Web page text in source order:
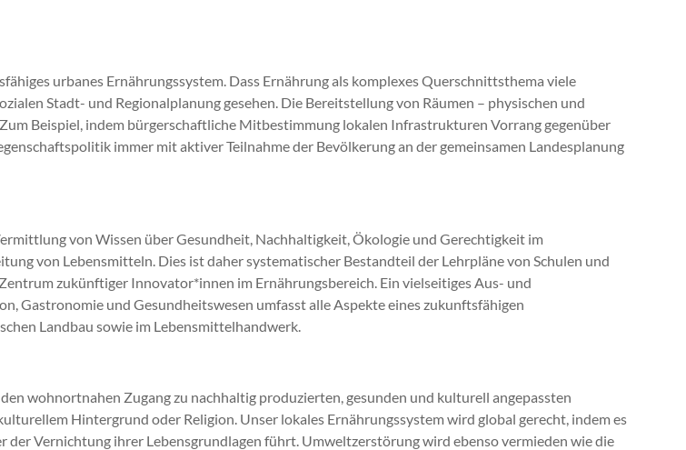
urbanes Ernährungssystem. Dass Ernährung als komplexes Querschnittsthema viele
Stadt- und Regionalplanung gesehen. Die Bereitstellung von Räumen – physischen und
Beispiel, indem bürgerschaftliche Mitbestimmung lokalen Infrastrukturen Vorrang gegenüber
immer mit aktiver Teilnahme der Bevölkerung an der gemeinsamen Landesplanung
von Wissen über Gesundheit, Nachhaltigkeit, Ökologie und Gerechtigkeit im
von Lebensmitteln. Dies ist daher systematischer Bestandteil der Lehrpläne von Schulen und
zukünftiger Innovator*innen im Ernährungsbereich. Ein vielseitiges Aus- und
und Gesundheitswesen umfasst alle Aspekte eines zukunftsfähigen
Landbau sowie im Lebensmittelhandwerk.
wohnortnahen Zugang zu nachhaltig produzierten, gesunden und kulturell angepassten
Hintergrund oder Religion. Unser lokales Ernährungssystem wird global gerecht, indem es
Vernichtung ihrer Lebensgrundlagen führt. Umweltzerstörung wird ebenso vermieden wie die